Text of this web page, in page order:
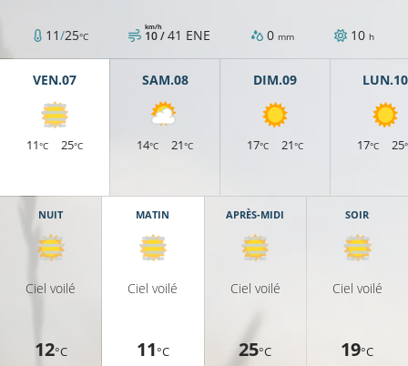
11/25°C 10 /
km/h 41 ENE 0 mm 10 h
VEN.07
11°C 25°C
SAM.08
14°C 21°C
DIM.09
17°C 21°C
LUN.10
17°C 25
NUIT
Ciel voilé
12°C
MATIN
Ciel voilé
11°C
APRÈS-MIDI
Ciel voilé
25°C
SOIR
Ciel voilé
19°C